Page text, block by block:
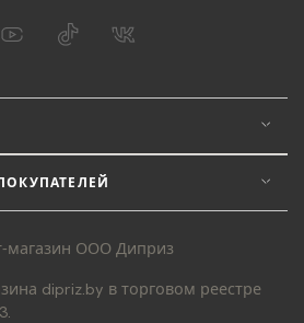
магазин ООО Диприз
dipriz.by в торговом реестре